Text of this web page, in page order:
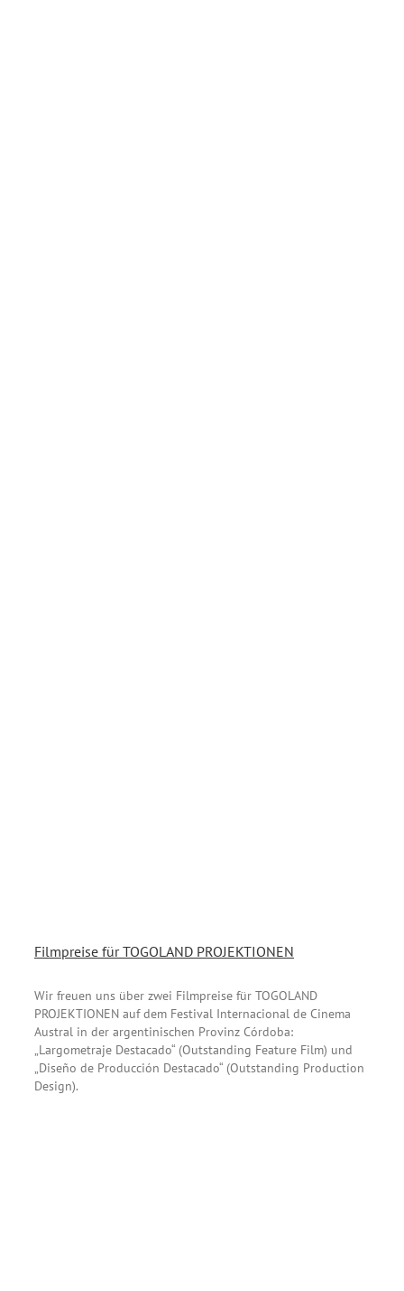
Filmpreise für TOGOLAND PROJEKTIONEN
Wir freuen uns über zwei Filmpreise für TOGOLAND
PROJEKTIONEN auf dem Festival Internacional de Cinema
Austral in der argentinischen Provinz Córdoba:
„Largometraje Destacado“ (Outstanding Feature Film) und
„Diseño de Producción Destacado“ (Outstanding Production
Design).